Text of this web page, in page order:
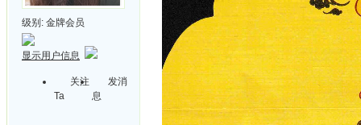
级别: 金牌会员
显示用户信息
关注
Ta
发消
息